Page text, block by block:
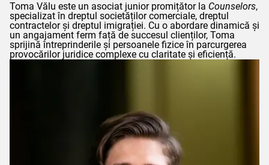
Toma Vălu este un asociat junior promițător la Counselors,
specializat în dreptul societăților comerciale, dreptul
contractelor și dreptul imigrației. Cu o abordare dinamică și
un angajament ferm față de succesul clienților, Toma
sprijină întreprinderile și persoanele fizice în parcurgerea
provocărilor juridice complexe cu claritate și eficiență.